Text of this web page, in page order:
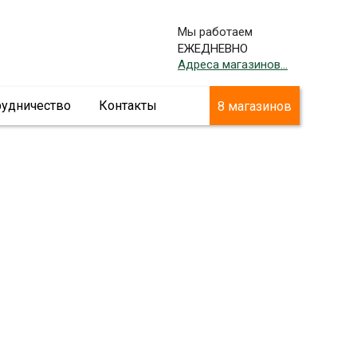
Мы работаем
ЕЖЕДНЕВНО
Адреса магазинов...
Контакты 8 магазинов